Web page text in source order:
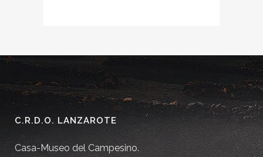
C.R.D.O. LANZAROTE
Casa-Museo del Campesino.